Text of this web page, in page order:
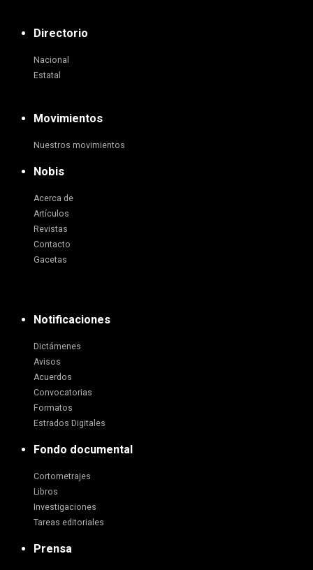
Directorio
Nacional
Estatal
Movimientos
Nuestros movimientos
Nobis
Acerca de
Artículos
Revistas
Contacto
Gacetas
Notificaciones
Dictámenes
Avisos
Acuerdos
Convocatorias
Formatos
Estrados Digitales
Fondo documental
Cortometrajes
Libros
Investigaciones
Tareas editoriales
Prensa